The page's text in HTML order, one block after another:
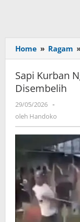
Home » Ragam
Sapi Kurban
Disembelih
29/05/2026 oleh
Handoko
-
oleh Handoko